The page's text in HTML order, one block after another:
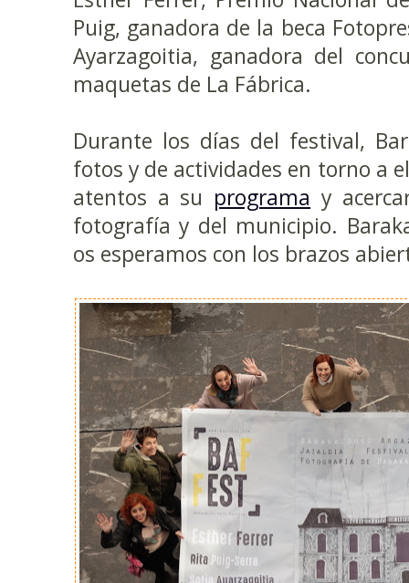
Puig, ganadora de la beca
Ayarzagoitia, ganadora del
maquetas de La Fábrica.
Durante los días del festival,
fotos y de actividades en torno a
atentos a su programa y
fotografía y del municipio.
os esperamos con los brazos